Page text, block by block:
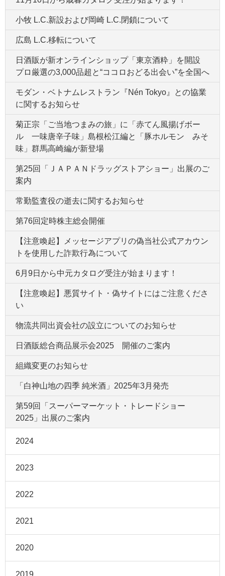
小牧 L.C.新設および岡崎 L.C.閉鎖について
広島 L.C.移転について
日酒販が新オンラインショップ「東京酒粋」を開設
プロ厳選の3,000品超と“ココロおどる出会い”を全国へ
モダン・ベトナムレストラン『Nén Tokyo』との協業
に関するお知らせ
菊正宗「ご当地つまみの旅」に「赤てん風揚げボー
ル 一味唐辛子味」島根松江編と「豚ホルモン みそ
味」群馬高崎編が新登場
第25回「ＪＡＰＡＮドラッグストアショー」出展のご
案内
常勤監査役の逝去に関するお知らせ
第76回定時株主総会開催
【注意喚起】メッセージアプリの偽当社公式アカウン
トを使用した詐欺行為について
6月9日から中元カタログ受注が始まります！
【注意喚起】悪質サイト・偽サイトにはご注意くださ
い
物流共同出資会社の設立についてのお知らせ
日酒販総合商品展示会2025 開催のご案内
組織変更のお知らせ
「白神山地の四季 純米酒」2025年3月発売
第59回「スーパーマーケット・トレードショー
2025」出展のご案内
2024
2023
2022
2021
2020
2019